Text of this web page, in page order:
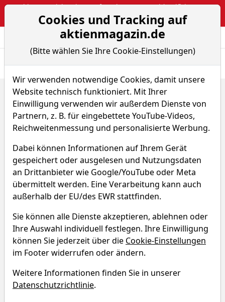
Webinar: Berichtsaison auf Hochtouren – So identifiziert man
Pivotal-News-Points
Aktien- und
Home Aktien
Sivers Semiconductors AB
Sparplan-Simulator
Sivers Semiconductors Aktie
Watchlist SIVE WKN A1W9Z9
Sivers Semiconductors Sparplan-
Simulator
Startkapital monatlicher Sparbetrag
Cookies und Tracking auf
aktienmagazin.de
(Bitte wählen Sie Ihre Cookie-Einstellungen)
Wir verwenden notwendige Cookies, damit unsere
Website technisch funktioniert. Mit Ihrer
Einwilligung verwenden wir außerdem Dienste von
Partnern, z. B. für eingebettete YouTube-Videos,
Reichweitenmessung und personalisierte Werbung.
Dabei können Informationen auf Ihrem Gerät
gespeichert oder ausgelesen und Nutzungsdaten
an Drittanbieter wie Google/YouTube oder Meta
übermittelt werden. Eine Verarbeitung kann auch
außerhalb der EU/des EWR stattfinden.
Sie können alle Dienste akzeptieren, ablehnen oder
Ihre Auswahl individuell festlegen. Ihre Einwilligung
können Sie jederzeit über die Cookie-Einstellungen
im Footer widerrufen oder ändern.
Weitere Informationen finden Sie in unserer
Datenschutzrichtlinie.